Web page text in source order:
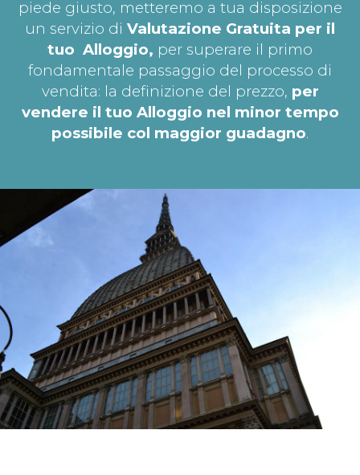
piede giusto, metteremo a tua disposizione
un servizio di Valutazione Gratuita per il
tuo Alloggio, per superare il primo
fondamentale passaggio del processo di
vendita: la definizione del prezzo, per
vendere il tuo Alloggio nel minor tempo
possibile col maggior guadagno.